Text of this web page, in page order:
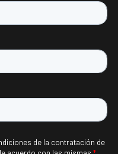
ENCUENTRATU
CLUB